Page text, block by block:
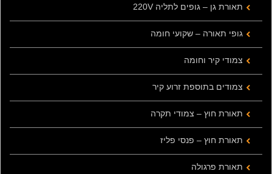
תאורת גן – גופים לתליה 220V
גופי תאורה – שקועי חומה
צמודי קיר וחומה
צמודים בתוספת זרוע קיר
תאורת חוץ – צמודי תקרה
תאורת חוץ – פנסי פליז
תאורת פרגולה